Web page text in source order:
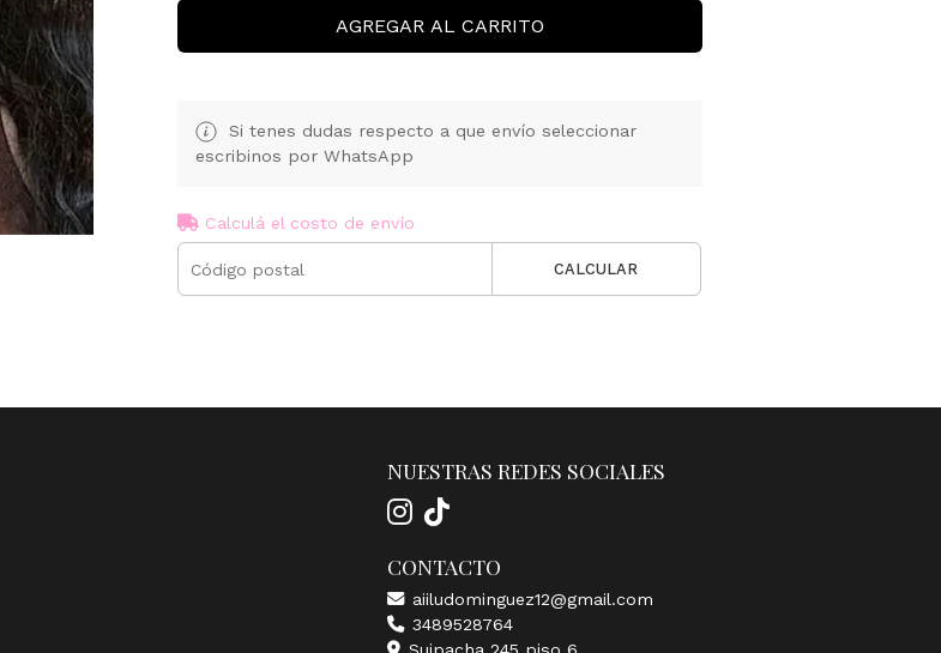
AGREGAR AL CARRITO
Si tenes dudas respecto a que envío seleccionar
escribinos por WhatsApp
Calculá el costo de envío
CALCULAR
NUESTRAS REDES SOCIALES
CONTACTO
aiiludominguez12@gmail.com
3489528764